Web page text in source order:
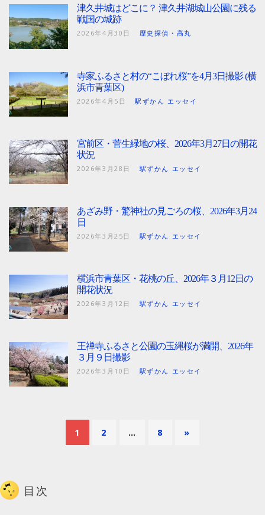
津久井城はどこに？ 津久井湖城山公園に残る
戦国の城跡
2026年4月30日 歴史探偵・高丸
寺家ふるさと村の“こぼれ桜”を4月3日撮影 (横
浜市青葉区)
2026年4月5日 駅ずかん エッセイ
宮前区・菅生緑地の桜、2026年3月27日の開花
状況
2026年3月28日 駅ずかん エッセイ
あざみ野・驚神社の見ごろの桜、2026年3月24
日
2026年3月25日 駅ずかん エッセイ
横浜市青葉区・花桃の丘、2026年３月12日の
開花状況
2026年3月12日 駅ずかん エッセイ
王禅寺ふるさと公園の玉縄桜が満開、2026年
３月９日撮影
2026年3月10日 駅ずかん エッセイ
1 2 … 8 »
目次